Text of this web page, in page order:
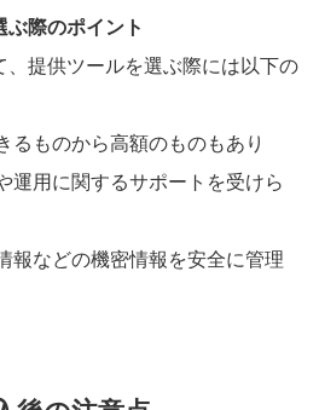
際のポイント
、提供ツールを選ぶ際には以下の
ものから高額のものもあり
用に関するサポートを受けら
報などの機密情報を安全に管理